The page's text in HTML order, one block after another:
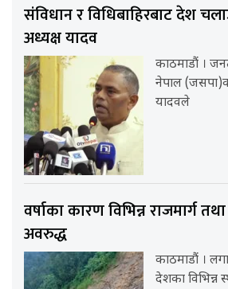
संविधान र विधिबाहिरबाट देश
अध्यक्ष यादव
काठमाडौं ।
नेपाल
यादवले
वर्षाका कारण विभिन्न राजमार्ग
अवरुद्ध
काठमाडौं ।
देशका विभिन्न